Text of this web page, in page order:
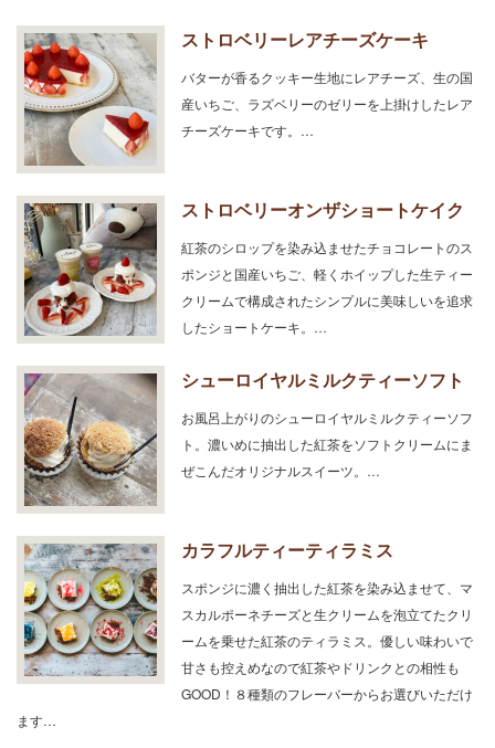
ストロベリーレアチーズケーキ
バターが香るクッキー生地にレアチーズ、生の国
産いちご、ラズベリーのゼリーを上掛けしたレア
チーズケーキです。…
ストロベリーオンザショートケイク
紅茶のシロップを染み込ませたチョコレートのス
ポンジと国産いちご、軽くホイップした生ティー
クリームで構成されたシンプルに美味しいを追求
したショートケーキ。…
シューロイヤルミルクティーソフト
お風呂上がりのシューロイヤルミルクティーソフ
ト。濃いめに抽出した紅茶をソフトクリームにま
ぜこんだオリジナルスイーツ。…
カラフルティーティラミス
スポンジに濃く抽出した紅茶を染み込ませて、マ
スカルポーネチーズと生クリームを泡立てたクリ
ームを乗せた紅茶のティラミス。優しい味わいで
甘さも控えめなので紅茶やドリンクとの相性も
GOOD！８種類のフレーバーからお選びいただけ
ます…